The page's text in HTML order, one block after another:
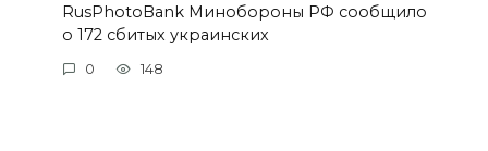
RusPhotoBank Минобороны РФ сообщило
о 172 сбитых украинских
0 148